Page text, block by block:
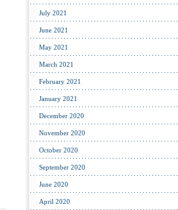
July 2021
June 2021
May 2021
March 2021
February 2021
January 2021
December 2020
November 2020
October 2020
September 2020
June 2020
April 2020